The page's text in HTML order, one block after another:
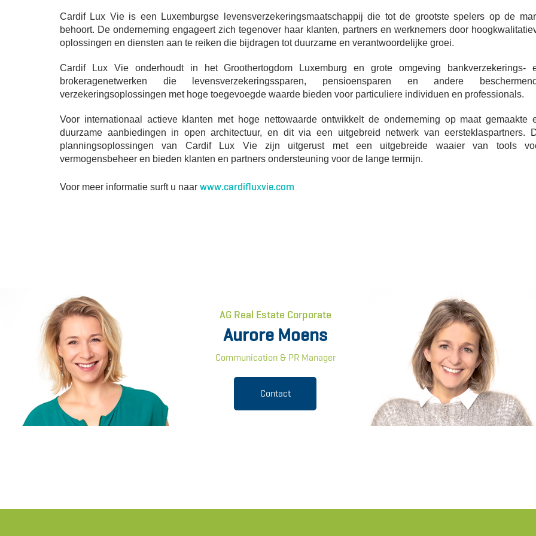
Cardif Lux Vie is een Luxemburgse levensverzekeringsmaatschappij die tot de grootste spelers op de
behoort. De onderneming engageert zich tegenover haar klanten, partners en werknemers door
oplossingen en diensten aan te reiken die bijdragen tot duurzame en verantwoordelijke groei.
Cardif Lux Vie onderhoudt in het Groothertogdom Luxemburg en grote omgeving bankverzekerings-
brokeragenetwerken die levensverzekeringssparen, pensioensparen en andere
verzekeringsoplossingen met hoge toegevoegde waarde bieden voor particuliere individuen en professionals.
Voor internationaal actieve klanten met hoge nettowaarde ontwikkelt de onderneming op maat gemaakte
duurzame aanbiedingen in open architectuur, en dit via een uitgebreid netwerk van eersteklaspartners.
planningsoplossingen van Cardif Lux Vie zijn uitgerust met een uitgebreide waaier van tools
vermogensbeheer en bieden klanten en partners ondersteuning voor de lange termijn.
Voor meer informatie surft u naar www.cardifluxvie.com
AG Real Estate Corporate
Aurore Moens
Communication & PR Manager
Contact